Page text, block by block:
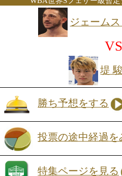
寺
勝ち予想をす
特集ページを